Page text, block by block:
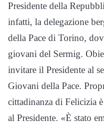
Presidente della
infatti, la delegazione
della Pace di Torino,
giovani del Sermig.
invitare il Presidente al
Giovani della Pace.
cittadinanza di Felicizia
al Presidente. «È stato